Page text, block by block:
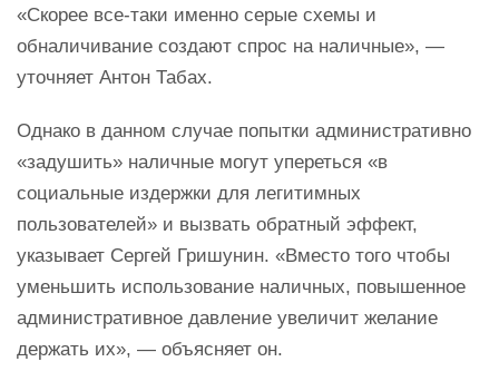
«Скорее все-таки именно серые схемы и
обналичивание создают спрос на наличные», —
уточняет Антон Табах.
Однако в данном случае попытки административно
«задушить» наличные могут упереться «в
социальные издержки для легитимных
пользователей» и вызвать обратный эффект,
указывает Сергей Гришунин. «Вместо того чтобы
уменьшить использование наличных, повышенное
административное давление увеличит желание
держать их», — объясняет он.